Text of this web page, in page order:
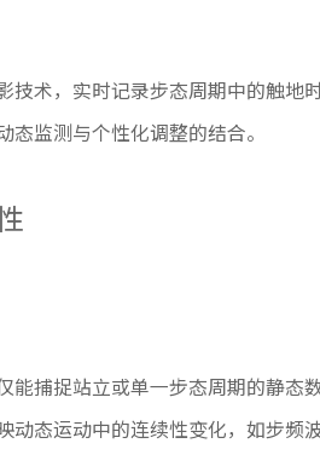
术，实时记录步态周期中的触地
监测与个性化调整的结合。
捕捉站立或单一步态周期的静
态运动中的连续性变化，如步频